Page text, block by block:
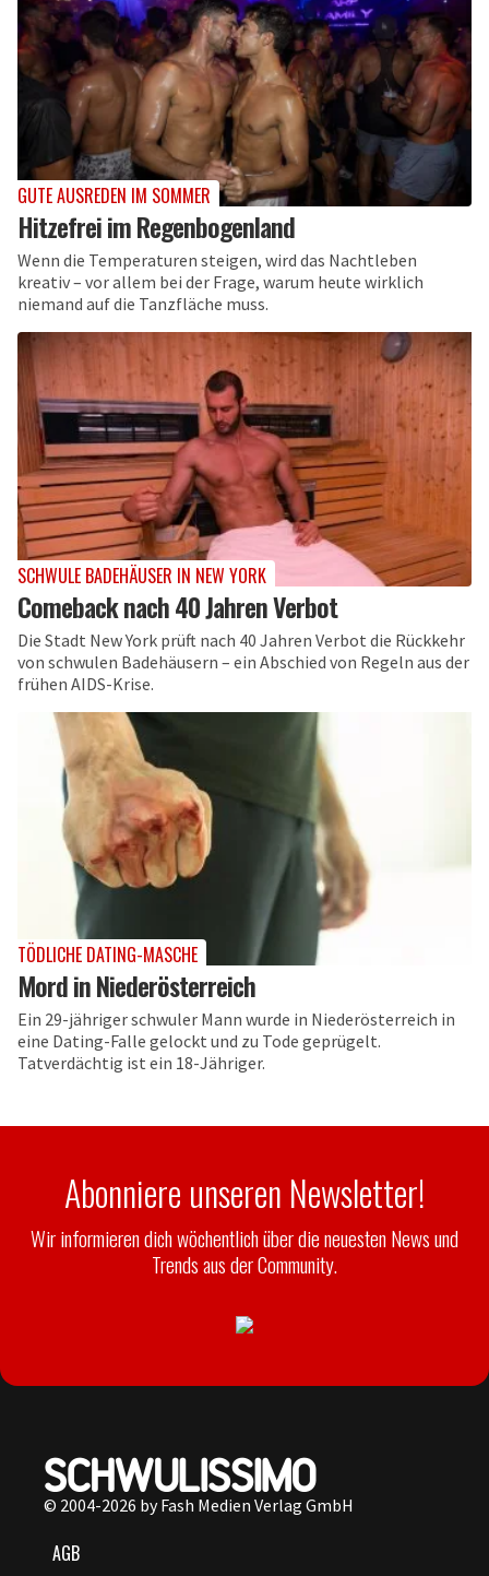
GUTE AUSREDEN IM SOMMER
Hitzefrei im Regenbogenland
Wenn die Temperaturen steigen, wird das Nachtleben
kreativ – vor allem bei der Frage, warum heute wirklich
niemand auf die Tanzfläche muss.
SCHWULE BADEHÄUSER IN NEW YORK
Comeback nach 40 Jahren Verbot
Die Stadt New York prüft nach 40 Jahren Verbot die Rückkehr
von schwulen Badehäusern – ein Abschied von Regeln aus der
frühen AIDS-Krise.
TÖDLICHE DATING-MASCHE
Mord in Niederösterreich
Ein 29-jähriger schwuler Mann wurde in Niederösterreich in
eine Dating-Falle gelockt und zu Tode geprügelt.
Tatverdächtig ist ein 18-Jähriger.
Abonniere unseren Newsletter!
Wir informieren dich wöchentlich über die neuesten News und
Trends aus der Community.
© 2004-2026 by Fash Medien Verlag GmbH
AGB